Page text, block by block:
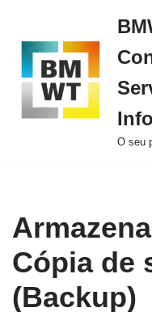
Avançar
para
conteúdo
O seu
Cópia de
(Backup)